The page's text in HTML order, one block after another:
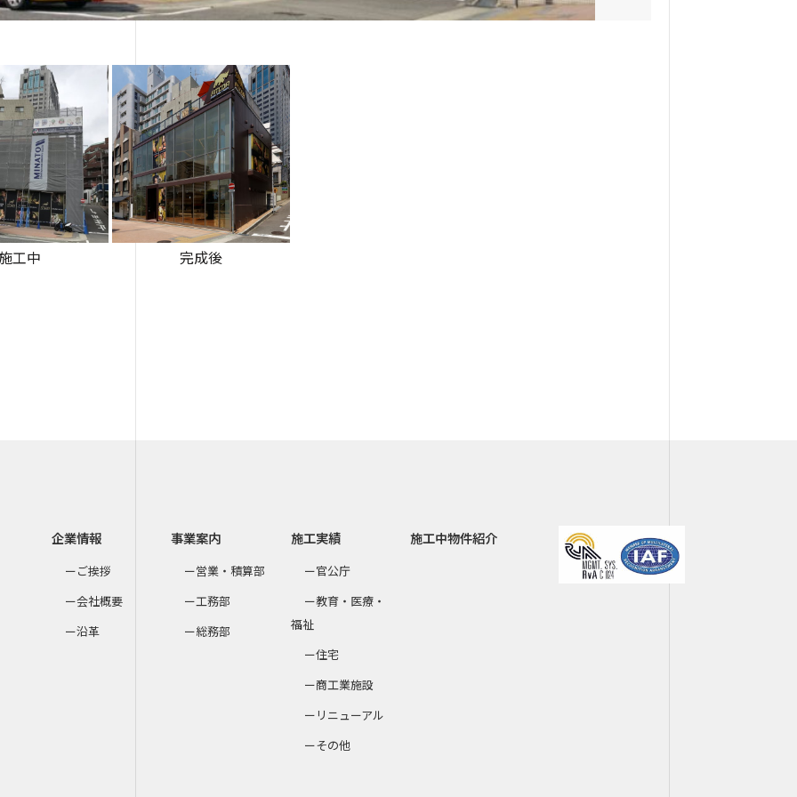
工中 完成後
企業情報
ご挨拶
会社概要
沿革
事業案内
営業・積算部
工務部
総務部
施工実績
官公庁
教育・医療・
福祉
住宅
商工業施設
リニューアル
その他
施工中物件紹介